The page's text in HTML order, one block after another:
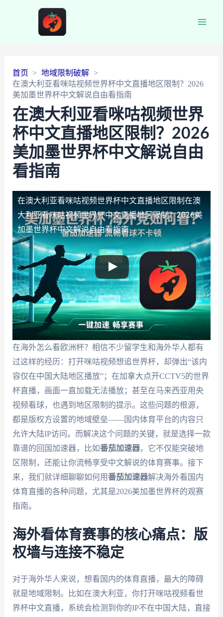
首页
地域限制破解
在澳大利亚看咪咕视频世界杯中文直播地区限制？2026
美加墨世界杯中文解说自由看指南
在澳大利亚看咪咕视频世界
杯中文直播地区限制？2026
美加墨世界杯中文解说自由
看指南
在澳大利亚看咪咕视频世界杯中文直播地区限制 在澳
大利亚看咪咕视频世界杯中文直播地区限制？2026美
加墨世界杯中文解说自由看指南
在海外怎么看欧洲杯？相信不少留学生和海外华人都有
过这样的经历：打开咪咕视频想追世界杯，却弹出“该内
容仅在中国大陆地区播放”；在加拿大点开CCTV5的世界
杯直播，画面一直加载无法播放；甚至在马来西亚用央
视频看球，也遇到地区限制的提示。这些问题的根源，
都是版权方设置的地域壁垒——国内体育平台的内容只
允许大陆IP访问。而解决这个问题的关键，就是选择一款
靠谱的回国加速器，比如番茄加速器，它不仅能突破地
区限制，还能让你流畅享受中文解说的体育赛事。接下
来，我们就详细聊聊如何用番茄加速器解决海外看国内
体育直播的各种问题，尤其是2026美加墨世界杯的观赛
指南。
海外看体育赛事的核心痛点：版
权墙与连接不稳定
对于海外华人来说，想看国内的体育直播，最大的障碍
就是地域限制。比如在澳大利亚，你打开咪咕视频看世
界杯中文直播，系统会检测到你的IP不在中国大陆，直接